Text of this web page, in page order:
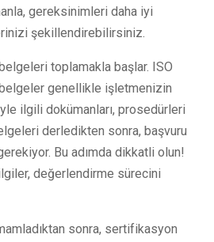
gereksinimleri daha iyi
şekillendirebilirsiniz.
toplamakla başlar. ISO
genellikle işletmenizin
ilgili dokümanları, prosedürleri
derledikten sonra, başvuru
Bu adımda dikkatli olun!
değerlendirme sürecini
sonra, sertifikasyon